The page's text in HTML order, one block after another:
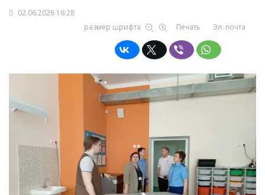
02.06.2026 16:28
размер шрифта
Печать Эл. почта